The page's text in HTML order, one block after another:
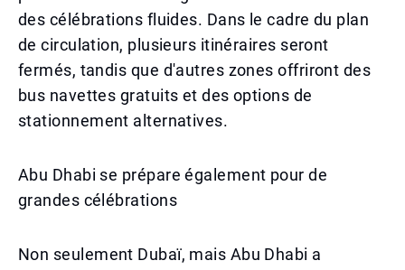
des célébrations fluides. Dans le cadre du plan
de circulation, plusieurs itinéraires seront
fermés, tandis que d'autres zones offriront des
bus navettes gratuits et des options de
stationnement alternatives.
Abu Dhabi se prépare également pour de
grandes célébrations
Non seulement Dubaï, mais Abu Dhabi a